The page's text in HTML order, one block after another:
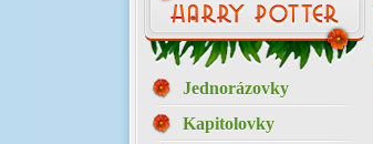
Jednorázovky
Kapitolovky